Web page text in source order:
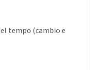
tempo (cambio e